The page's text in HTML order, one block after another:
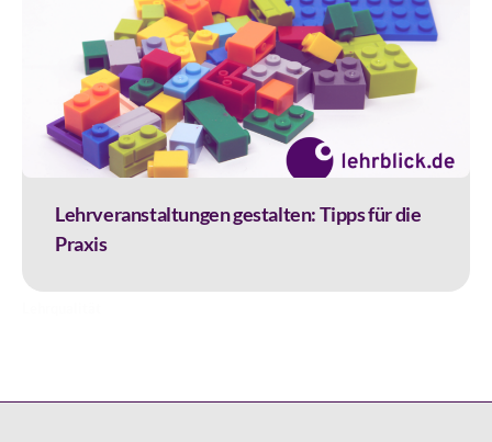
Lehrveranstaltungen gestalten: Tipps für die
Praxis